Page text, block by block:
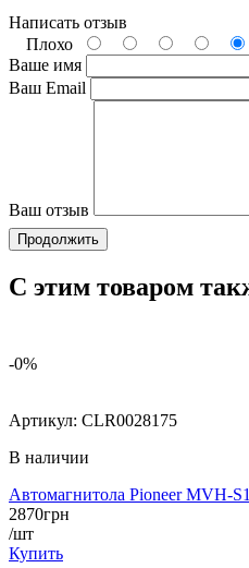
Написать отзыв
Плохо
Ваше имя
Ваш Email
Ваш отзыв
Продолжить
С этим товаром
-0%
Артикул: CLR0028175
В наличии
Автомагнитола Pioneer MVH-
2870грн
/шт
Купить